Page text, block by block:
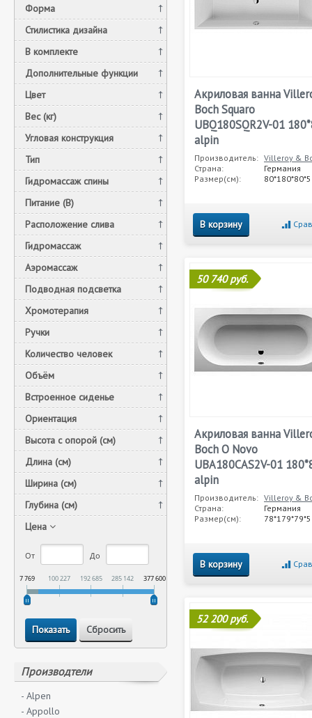
Форма
Стилистика дизайна
В комплекте
Дополнительные функции
Цвет
Вес (кг)
Угловая конструкция
Тип
Гидромассаж спины
Питание (В)
Расположение слива
Гидромассаж
Аэромассаж
Подводная подсветка
Хромотерапия
Ручки
Количество человек
Объём
Встроенное сиденье
Ориентация
Высота с опорой (см)
Длина (см)
Ширина (см)
Глубина (см)
Цена
От До
7 769 100 227 192 685 285 142 377 600
Производтели
- Alpen
- Appollo
Акриловая ванна
Boch Squaro
UBQ180SQR2V-01
alpin
Производитель: Villeroy &
Страна:
Германия
Размер(см):
В корзину
50 740 руб.
Акриловая ванна
Boch O Novo
UBA180CAS2V-01
alpin
Производитель: Villeroy &
Страна:
Германия
Размер(см):
В корзину
52 200 руб.